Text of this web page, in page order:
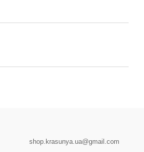
shop.krasunya.ua@gmail.com